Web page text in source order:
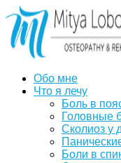
Обо мне
Что я лечу
Боль в
Головные
Сколиоз у
Боли в